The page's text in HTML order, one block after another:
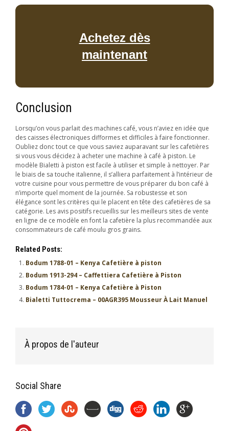
Achetez dès
maintenant
Conclusion
Lorsqu’on vous parlait des machines café, vous n’aviez en idée que
des caisses électroniques difformes et difficiles à faire fonctionner.
Oubliez donc tout ce que vous saviez auparavant sur les cafetières
si vous vous décidez à acheter une machine à café à piston. Le
modèle Bialetti à piston est facile à utiliser et simple à nettoyer. Par
le biais de sa touche italienne, il s’alliera parfaitement à l’intérieur de
votre cuisine pour vous permettre de vous préparer du bon café à
n’importe quel moment de la journée. Sa robustesse et son
élégance sont les critères qui le placent en tête des cafetières de sa
catégorie. Les avis positifs recueillis sur les meilleurs sites de vente
en ligne de ce modèle en font la cafetière la plus recommandée aux
consommateurs de café moulu gros grains.
Related Posts:
Bodum 1788-01 – Kenya Cafetière à piston
Bodum 1913-294 – Caffettiera Cafetière à Piston
Bodum 1784-01 – Kenya Cafetière à Piston
Bialetti Tuttocrema – 00AGR395 Mousseur À Lait Manuel
À propos de l'auteur
Social Share